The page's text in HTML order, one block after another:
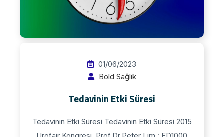
01/06/2023
Bold Sağlık
Tedavinin Etki Süresi
Tedavinin Etki Süresi Tedavinin Etki Süresi 2015